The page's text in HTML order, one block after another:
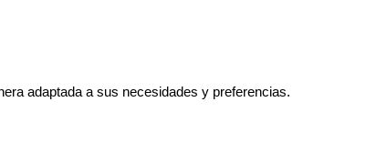
adaptada a sus necesidades y preferencias.